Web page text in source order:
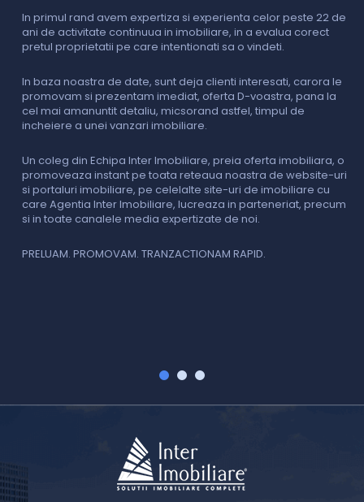
In primul rand avem expertiza si experienta celor peste 22 de
ani de activitate continuua in imobiliare, in a evalua corect
pretul proprietatii pe care intentionati sa o vindeti.
In baza noastra de date, sunt deja clienti interesati, carora le
promovam si prezentam imediat, oferta D-voastra, pana la
cel mai amanuntit detaliu, micsorand astfel, timpul de
incheiere a unei vanzari imobiliare.
Un coleg din Echipa Inter Imobiliare, preia oferta imobiliara, o
promoveaza instant pe toata reteaua noastra de website-uri
si portaluri imobiliare, pe celelalte site-uri de imobiliare cu
care Agentia Inter Imobiliare, lucreaza in parteneriat, precum
si in toate canalele media expertizate de noi.
PRELUAM. PROMOVAM. TRANZACTIONAM RAPID.